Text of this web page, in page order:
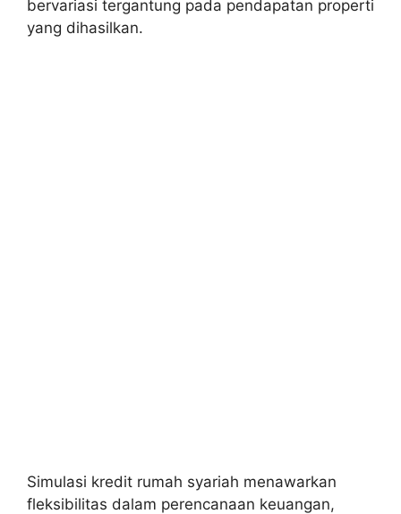
bervariasi tergantung pada pendapatan properti
yang dihasilkan.
Simulasi kredit rumah syariah menawarkan
fleksibilitas dalam perencanaan keuangan,